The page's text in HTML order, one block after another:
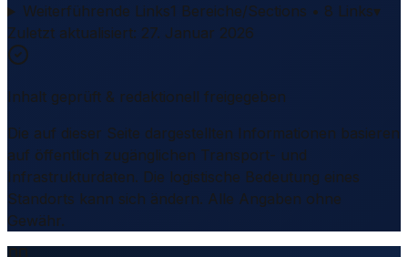
Weiterführende Links1 Bereiche/Sections • 8 Links▾
Zuletzt aktualisiert: 27. Januar 2026
Inhalt geprüft & redaktionell freigegeben
Die auf dieser Seite dargestellten Informationen basieren
auf öffentlich zugänglichen Transport- und
Infrastrukturdaten. Die logistische Bedeutung eines
Standorts kann sich ändern. Alle Angaben ohne
Gewähr.